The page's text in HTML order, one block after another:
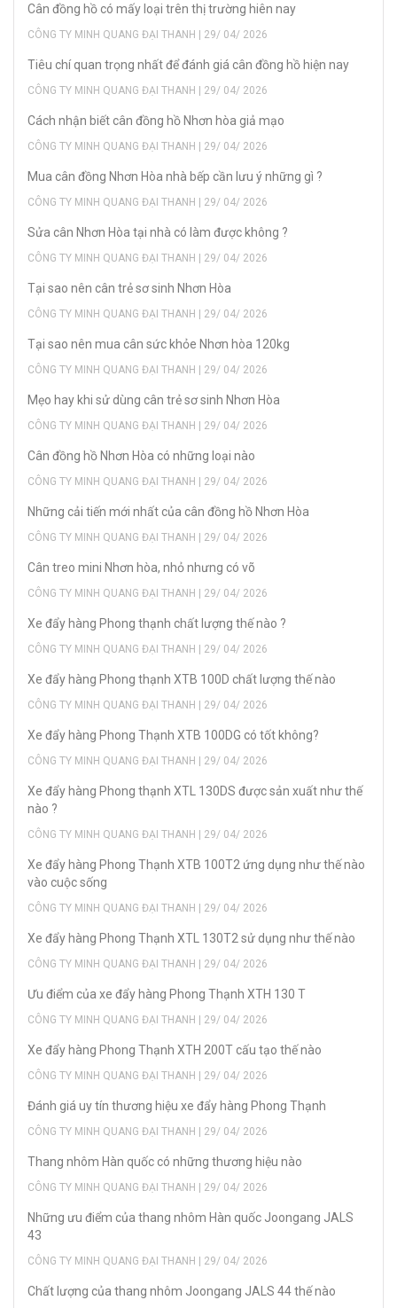
Cân đồng hồ có mấy loại trên thị trường hiên nay
CÔNG TY MINH QUANG ĐẠI THANH | 29/ 04/ 2026
Tiêu chí quan trọng nhất để đánh giá cân đồng hồ hiện nay
CÔNG TY MINH QUANG ĐẠI THANH | 29/ 04/ 2026
Cách nhận biết cân đồng hồ Nhơn hòa giả mạo
CÔNG TY MINH QUANG ĐẠI THANH | 29/ 04/ 2026
Mua cân đồng Nhơn Hòa nhà bếp cần lưu ý những gì ?
CÔNG TY MINH QUANG ĐẠI THANH | 29/ 04/ 2026
Sửa cân Nhơn Hòa tại nhà có làm được không ?
CÔNG TY MINH QUANG ĐẠI THANH | 29/ 04/ 2026
Tại sao nên cân trẻ sơ sinh Nhơn Hòa
CÔNG TY MINH QUANG ĐẠI THANH | 29/ 04/ 2026
Tại sao nên mua cân sức khỏe Nhơn hòa 120kg
CÔNG TY MINH QUANG ĐẠI THANH | 29/ 04/ 2026
Mẹo hay khi sử dùng cân trẻ sơ sinh Nhơn Hòa
CÔNG TY MINH QUANG ĐẠI THANH | 29/ 04/ 2026
Cân đồng hồ Nhơn Hòa có những loại nào
CÔNG TY MINH QUANG ĐẠI THANH | 29/ 04/ 2026
Những cải tiến mới nhất của cân đồng hồ Nhơn Hòa
CÔNG TY MINH QUANG ĐẠI THANH | 29/ 04/ 2026
Cân treo mini Nhơn hòa, nhỏ nhưng có võ
CÔNG TY MINH QUANG ĐẠI THANH | 29/ 04/ 2026
Xe đẩy hàng Phong thạnh chất lượng thế nào ?
CÔNG TY MINH QUANG ĐẠI THANH | 29/ 04/ 2026
Xe đẩy hàng Phong thạnh XTB 100D chất lượng thế nào
CÔNG TY MINH QUANG ĐẠI THANH | 29/ 04/ 2026
Xe đẩy hàng Phong Thạnh XTB 100DG có tốt không?
CÔNG TY MINH QUANG ĐẠI THANH | 29/ 04/ 2026
Xe đẩy hàng Phong thạnh XTL 130DS được sản xuất như thế
nào ?
CÔNG TY MINH QUANG ĐẠI THANH | 29/ 04/ 2026
Xe đẩy hàng Phong Thạnh XTB 100T2 ứng dụng như thế nào
vào cuộc sống
CÔNG TY MINH QUANG ĐẠI THANH | 29/ 04/ 2026
Xe đẩy hàng Phong Thạnh XTL 130T2 sử dụng như thế nào
CÔNG TY MINH QUANG ĐẠI THANH | 29/ 04/ 2026
Ưu điểm của xe đẩy hàng Phong Thạnh XTH 130 T
CÔNG TY MINH QUANG ĐẠI THANH | 29/ 04/ 2026
Xe đẩy hàng Phong Thạnh XTH 200T cấu tạo thế nào
CÔNG TY MINH QUANG ĐẠI THANH | 29/ 04/ 2026
Đánh giá uy tín thương hiệu xe đẩy hàng Phong Thạnh
CÔNG TY MINH QUANG ĐẠI THANH | 29/ 04/ 2026
Thang nhôm Hàn quốc có những thương hiệu nào
CÔNG TY MINH QUANG ĐẠI THANH | 29/ 04/ 2026
Những ưu điểm của thang nhôm Hàn quốc Joongang JALS
43
CÔNG TY MINH QUANG ĐẠI THANH | 29/ 04/ 2026
Chất lượng của thang nhôm Joongang JALS 44 thế nào